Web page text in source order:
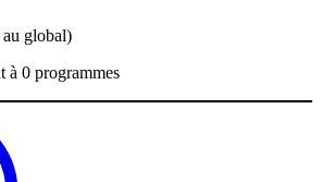
au global)
à 0 programmes